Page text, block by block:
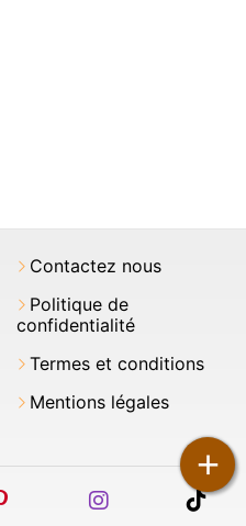
+
Contactez nous
Politique de
confidentialité
Termes et conditions
Mentions légales
pinterest instagram